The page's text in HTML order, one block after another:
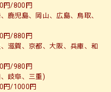
円/800円
鹿児島、岡山、広島、鳥取、
円/880円
滋賀、京都、大阪、兵庫、和
円/980円
岐阜、三重)
円/1000円